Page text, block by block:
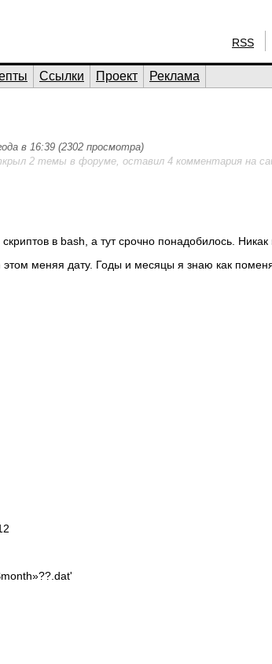
RSS
Ссылки Проект Реклама
в 16:39 (2302 просмотра)
2 темы в форуме, оставил 4 комментария на
в bash, а тут срочно понадобилось. Никак
меняя дату. Годы и месяцы я знаю как